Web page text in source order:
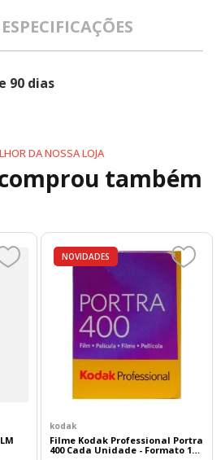
ESPECIFICAÇÕES
90 dias
DA NOSSA LOJA
também
NOVIDADES
kodak
Filme Kodak Professional Portra
400 Cada Unidade - Formato 135